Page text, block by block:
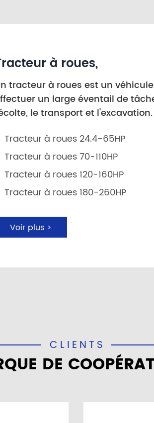
à roues,
tracteur à roues est un
un large éventail de
le transport et
Tracteur à roues 24.4-65HP
Tracteur à roues 70-110HP
Tracteur à roues 120-160HP
Tracteur à roues 180-260HP
Voir plus >
CLIENTS
DE